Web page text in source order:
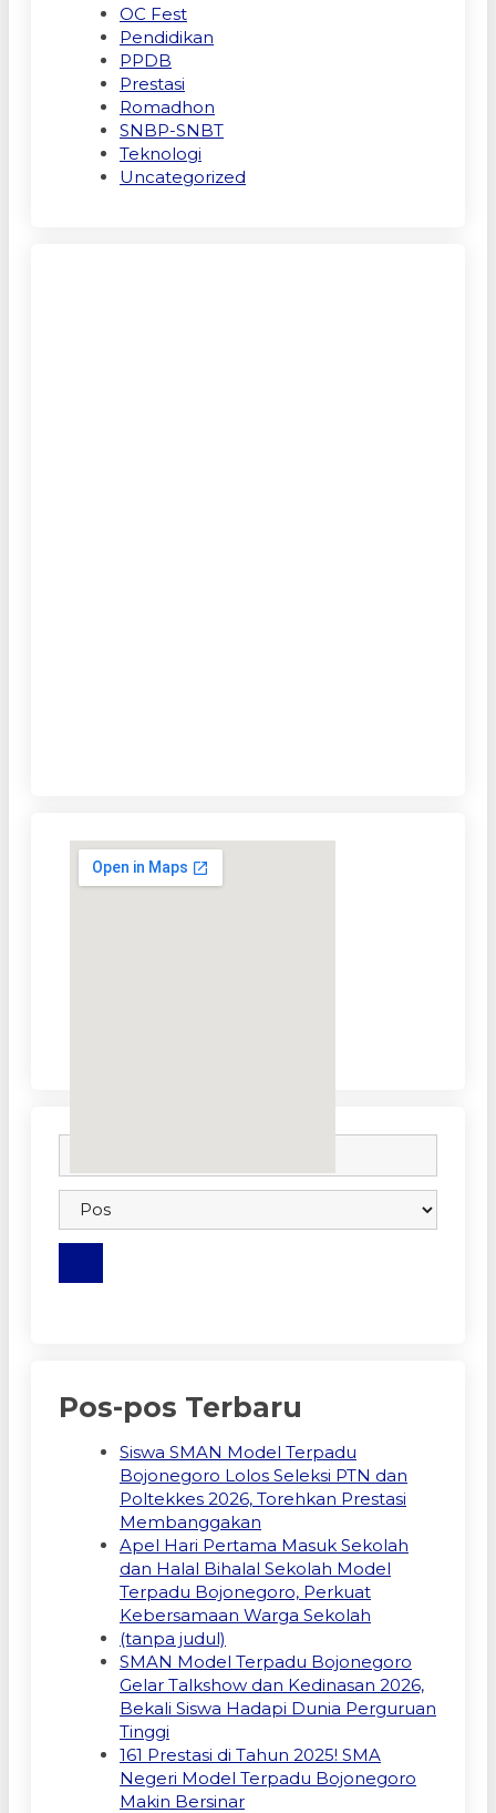
OC Fest
Pendidikan
PPDB
Prestasi
Romadhon
SNBP-SNBT
Teknologi
Uncategorized
embedgooglemap.net
Pos-pos Terbaru
Siswa SMAN Model Terpadu
Bojonegoro Lolos Seleksi PTN dan
Poltekkes 2026, Torehkan Prestasi
Membanggakan
Apel Hari Pertama Masuk Sekolah
dan Halal Bihalal Sekolah Model
Terpadu Bojonegoro, Perkuat
Kebersamaan Warga Sekolah
(tanpa judul)
SMAN Model Terpadu Bojonegoro
Gelar Talkshow dan Kedinasan 2026,
Bekali Siswa Hadapi Dunia Perguruan
Tinggi
161 Prestasi di Tahun 2025! SMA
Negeri Model Terpadu Bojonegoro
Makin Bersinar